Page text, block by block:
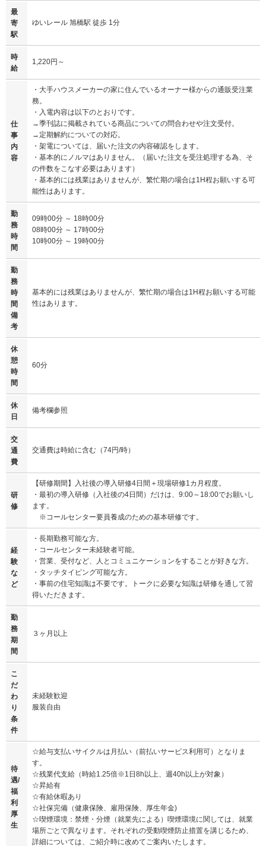
最
寄
駅
ゆいレール 旭橋駅 徒歩 1分
時
給
1,220円～
仕
事
内
容
・大手ハウスメーカーの家に住んでいるオーナー様からの通販受注業
務。
・入電内容は以下のとおりです。
→季刊誌に掲載されている商品についての問合わせや注文受付。
→定期解約についての対応。
・架電については、届いた注文の内容確認をします。
・基本的にノルマはありません。（届いた注文を受注処理する為、そ
の件数をこなす必要はあります）
・基本的には残業はありませんが、繁忙期の場合は1H程お願いする可
能性はあります。
勤
務
時
間
09時00分 ～ 18時00分
08時00分 ～ 17時00分
10時00分 ～ 19時00分
勤
務
時
間
備
考
基本的には残業はありませんが、繁忙期の場合は1H程お願いする可能
性はあります。
休
憩
時
間
60分
休
日
備考欄参照
交
通
費
交通費は時給に含む（74円/時）
研
修
【研修期間】入社後の導入研修4日間＋現場研修1カ月程度。
・最初の導入研修（入社後の4日間）だけは、9:00～18:00でお願いし
ます。
※コールセンター要員養成のための基本研修です。
経
験
な
ど
・長期勤務可能な方。
・コールセンター未経験者可能。
・営業、受付など、人とコミュニケーションをすることが好きな方。
・タッチタイピング可能な方。
・事前の住宅知識は不要です。トークに必要な知識は研修を通して習
得いただきます。
勤
務
期
間
３ヶ月以上
こ
だ
わ
り
条
件
未経験歓迎
服装自由
待
遇/
福
利
厚
生
☆給与支払いサイクルは月払い（前払いサービス利用可）となりま
す。
☆残業代支給（時給1.25倍※1日8h以上、週40h以上が対象）
☆昇給有
☆有給休暇あり
☆社保完備（健康保険、雇用保険、厚生年金)
☆喫煙環境：禁煙・分煙（就業先による）喫煙環境に関しては、就業
場所ごとで異なります。それぞれの受動喫煙防止措置を講じるため、
詳細については、ご紹介時に改めてご案内いたします。